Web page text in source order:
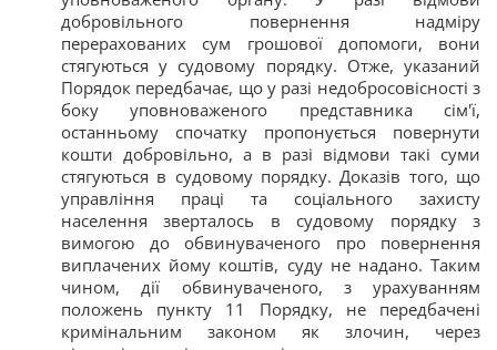
добровільного повернення надміру
перерахованих сум грошової допомоги, вони
стягуються у судовому порядку. Отже, указаний
Порядок передбачає, що у разі недобросовісності з
боку уповноваженого представника сім'ї,
останньому спочатку пропонується повернути
кошти добровільно, а в разі відмови такі суми
стягуються в судовому порядку. Доказів того, що
управління праці та соціального захисту
населення зверталось в судовому порядку з
вимогою до обвинуваченого про повернення
виплачених йому коштів, суду не надано. Таким
чином, дії обвинуваченого, з урахуванням
положень пункту 11 Порядку, не передбачені
кримінальним законом як злочин, через